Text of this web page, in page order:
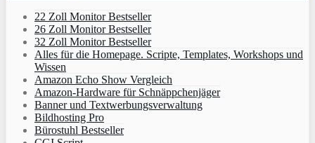
22 Zoll Monitor Bestseller
26 Zoll Monitor Bestseller
32 Zoll Monitor Bestseller
Alles für die Homepage. Scripte, Templates, Workshops und
Wissen
Amazon Echo Show Vergleich
Amazon-Hardware für Schnäppchenjäger
Banner und Textwerbungsverwaltung
Bildhosting Pro
Bürostuhl Bestseller